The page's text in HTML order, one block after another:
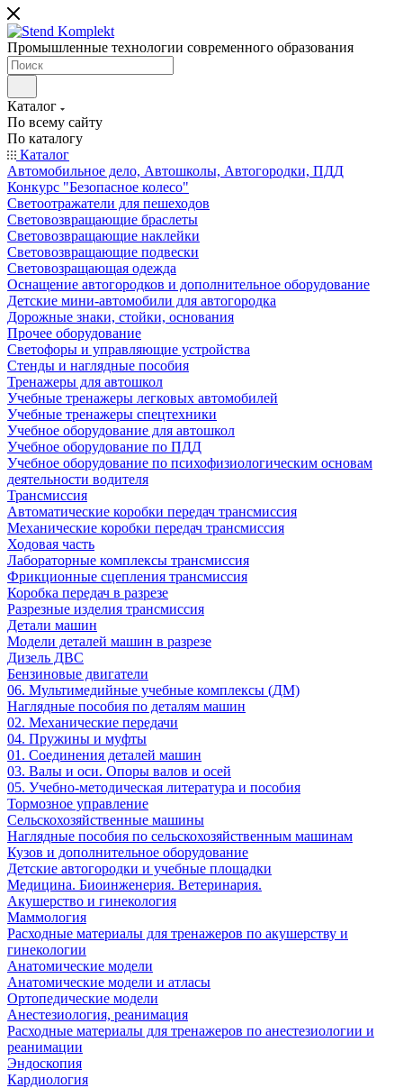
Промышленные технологии современного образования
Каталог
По всему сайту
По каталогу
Каталог
Автомобильное дело, Автошколы, Автогородки, ПДД
Конкурс "Безопасное колесо"
Светоотражатели для пешеходов
Световозвращающие браслеты
Световозвращающие наклейки
Световозвращающие подвески
Световозращающая одежда
Оснащение автогородков и дополнительное оборудование
Детские мини-автомобили для автогородка
Дорожные знаки, стойки, основания
Прочее оборудование
Светофоры и управляющие устройства
Стенды и наглядные пособия
Тренажеры для автошкол
Учебные тренажеры легковых автомобилей
Учебные тренажеры спецтехники
Учебное оборудование для автошкол
Учебное оборудование по ПДД
Учебное оборудование по психофизиологическим основам
деятельности водителя
Трансмиссия
Автоматические коробки передач трансмиссия
Механические коробки передач трансмиссия
Ходовая часть
Лабораторные комплексы трансмиссия
Фрикционные сцепления трансмиссия
Коробка передач в разрезе
Разрезные изделия трансмиссия
Детали машин
Модели деталей машин в разрезе
Дизель ДВС
Бензиновые двигатели
06. Мультимедийные учебные комплексы (ДМ)
Наглядные пособия по деталям машин
02. Механические передачи
04. Пружины и муфты
01. Соединения деталей машин
03. Валы и оси. Опоры валов и осей
05. Учебно-методическая литература и пособия
Тормозное управление
Сельскохозяйственные машины
Наглядные пособия по сельскохозяйственным машинам
Кузов и дополнительное оборудование
Детские автогородки и учебные площадки
Медицина. Биоинженерия. Ветеринария.
Акушерство и гинекология
Маммология
Расходные материалы для тренажеров по акушерству и
гинекологии
Анатомические модели
Анатомические модели и атласы
Ортопедические модели
Анестезиология, реанимация
Расходные материалы для тренажеров по анестезиологии и
реанимации
Эндоскопия
Кардиология